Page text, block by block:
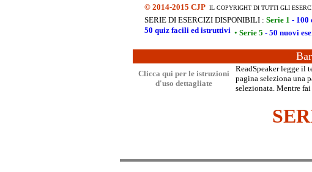
© 2014-2015 CJP IL COPYRIGHT DI TUTTI GLI
SERIE DI ESERCIZI DISPONIBILI : Serie 1 - 100
50 quiz facili ed istruttivi • Serie 5 - 50 nuovi
Clicca qui per le istruzioni
d'uso dettagliate
ReadSpeaker legge il
pagina seleziona una
selezionata. Mentre